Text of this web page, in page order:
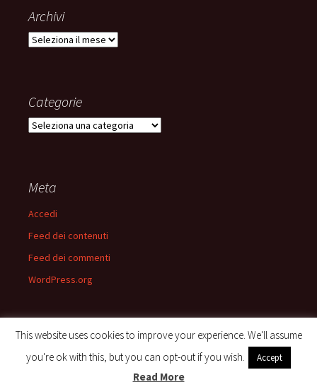
Archivi
Archivi
Categorie
Categorie
Meta
Accedi
Feed dei contenuti
Feed dei commenti
WordPress.org
Privacy Policy Proudly powered by WordPress
This website uses cookies to improve your experience. We'll assume
you're ok with this, but you can opt-out if you wish.
Accept
Read More